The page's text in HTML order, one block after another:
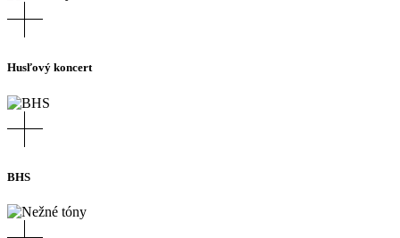
Husľový koncert
BHS